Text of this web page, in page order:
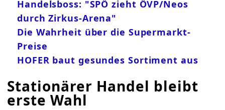
Handelsboss: "SPÖ zieht ÖVP/Neos
durch Zirkus-Arena"
Die Wahrheit über die Supermarkt-
Preise
HOFER baut gesundes Sortiment aus
Stationärer Handel bleibt
erste Wahl